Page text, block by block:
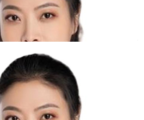
松。处于更年期的女性，有可
，造成了腰部肌肉，表现出肌
现出腰部疼痛。
疼痛
三甲
为五级疼痛，一级的话就是轻
二级的话就会产生针刺感，但
三级痛经就是下腹部有撕裂的